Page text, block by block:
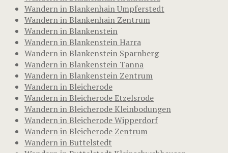
Wandern in Blankenhain Umpferstedt
Wandern in Blankenhain Zentrum
Wandern in Blankenstein
Wandern in Blankenstein Harra
Wandern in Blankenstein Sparnberg
Wandern in Blankenstein Tanna
Wandern in Blankenstein Zentrum
Wandern in Bleicherode
Wandern in Bleicherode Etzelsrode
Wandern in Bleicherode Kleinbodungen
Wandern in Bleicherode Wipperdorf
Wandern in Bleicherode Zentrum
Wandern in Buttelstedt